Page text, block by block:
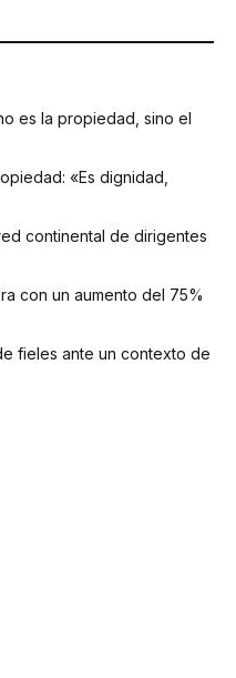
es la propiedad, sino el
«Es dignidad,
continental de dirigentes
con un aumento del 75%
fieles ante un contexto de